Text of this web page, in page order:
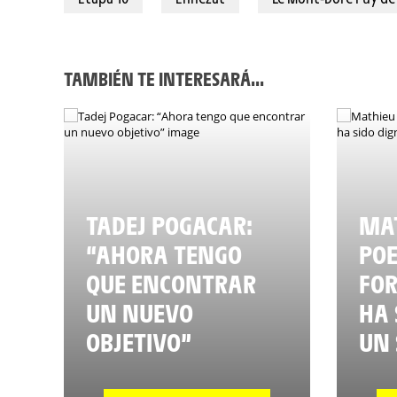
TAMBIÉN TE INTERESARÁ...
TADEJ POGACAR:
“AHORA TENGO
QUE ENCONTRAR
UN NUEVO
OBJETIVO”
HA
UN